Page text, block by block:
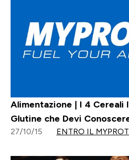
Alimentazione | I 4 Cereali
Glutine che Devi
27/10/15 ENTRO IL